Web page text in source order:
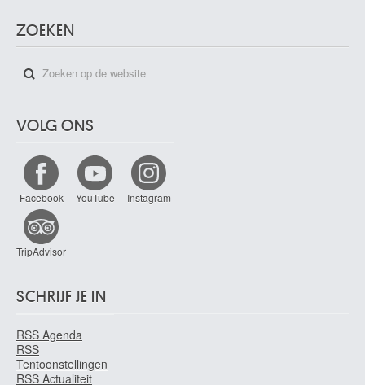
ZOEKEN
VOLG ONS
Facebook YouTube Instagram
TripAdvisor
SCHRIJF JE IN
RSS Agenda
RSS
Tentoonstellingen
RSS Actualiteit